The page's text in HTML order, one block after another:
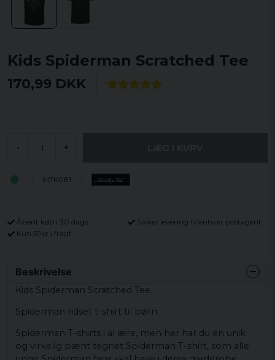
Kids Spiderman Scratched Tee
170,99 DKK
- +
MTK081
Åbent køb i 30 dage
Sikker levering til enhver postagent
Kun 59kr i fragt
Beskrivelse
Kids Spiderman Scratched Tee.
Spiderman ridset t-shirt til børn.
Spiderman T-shirts i al ære, men her har du en unik
og virkelig pænt tegnet Spiderman T-shirt, som alle
No rules. Just style
Vi tror inte på regler – men vi tror på bra deals.
Skriv in din e-post och få 10% i rabatt på ditt första